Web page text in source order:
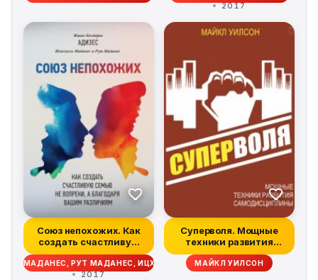
2017
Союз непохожих. Как
создать счастливую
семью не во...
МАДАНЕС, РУТ МАДАНЕС, ИЦХАК АДИЗЕС
2017
Суперволя. Мощные
техники развития
самодисциплины
МАЙКЛ УИЛСОН